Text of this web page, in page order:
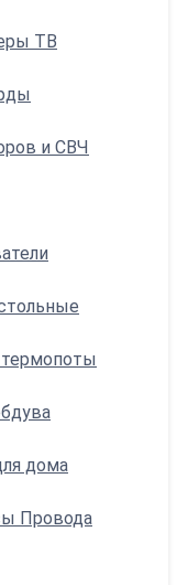
ТВ
и СВЧ
дома
Провода